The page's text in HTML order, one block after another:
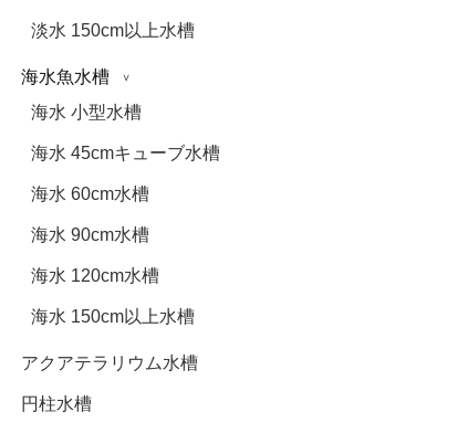
淡水 150cm以上水槽
海水魚水槽
海水 小型水槽
海水 45cmキューブ水槽
海水 60cm水槽
海水 90cm水槽
海水 120cm水槽
海水 150cm以上水槽
アクアテラリウム水槽
円柱水槽